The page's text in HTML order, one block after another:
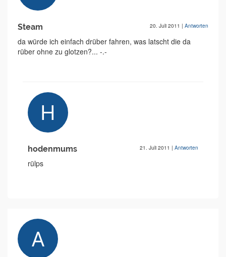
Steam 20. Juli 2011 | Antworten
da würde ich einfach drüber fahren, was latscht die da
rüber ohne zu glotzen?... -.-
hodenmums 21. Juli 2011 | Antworten
rülps